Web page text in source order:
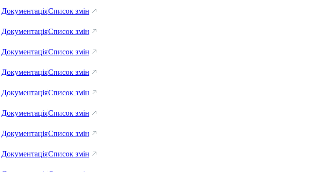
ДокументаціяСписок змін
ДокументаціяСписок змін
ДокументаціяСписок змін
ДокументаціяСписок змін
ДокументаціяСписок змін
ДокументаціяСписок змін
ДокументаціяСписок змін
ДокументаціяСписок змін